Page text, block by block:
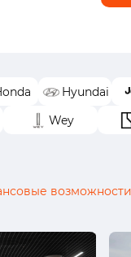
Hyundai
Wey